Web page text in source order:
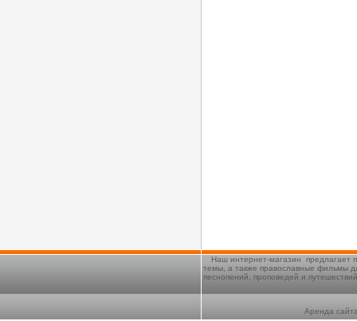
Наш интернет-магазин предлагает
темы, а также православные фильмы
песнопений, проповедей и
Аренда